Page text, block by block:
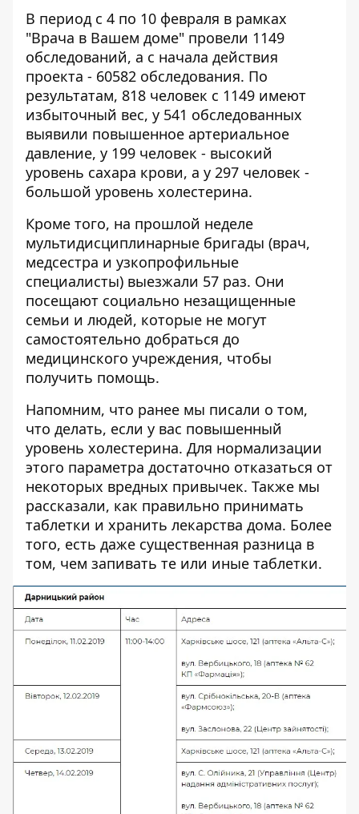
В период с 4 по 10 февраля в рамках
"Врача в Вашем доме" провели 1149
обследований, а с начала действия
проекта - 60582 обследования. По
результатам, 818 человек с 1149 имеют
избыточный вес, у 541 обследованных
выявили повышенное артериальное
давление, у 199 человек - высокий
уровень сахара крови, а у 297 человек -
большой уровень холестерина.
Кроме того, на прошлой неделе
мультидисциплинарные бригады (врач,
медсестра и узкопрофильные
специалисты) выезжали 57 раз. Они
посещают социально незащищенные
семьи и людей, которые не могут
самостоятельно добраться до
медицинского учреждения, чтобы
получить помощь.
Напомним, что ранее мы писали о том,
что делать, если у вас повышенный
уровень холестерина. Для нормализации
этого параметра достаточно отказаться от
некоторых вредных привычек. Также мы
рассказали, как правильно принимать
таблетки и хранить лекарства дома. Более
того, есть даже существенная разница в
том, чем запивать те или иные таблетки.